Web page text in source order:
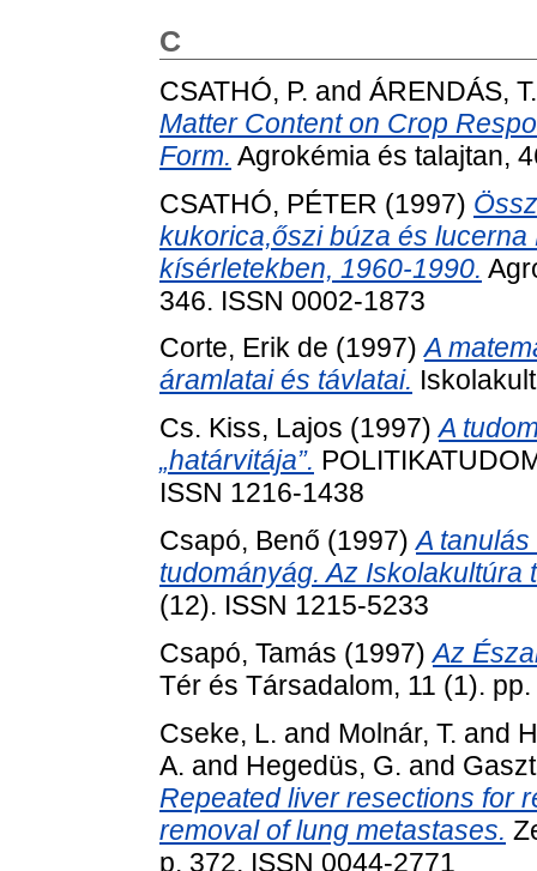
C
CSATHÓ, P. and ÁRENDÁS, T.
Matter Content on Crop
Form. Agrokémia és talajtan,
CSATHÓ, PÉTER (1997)
kukorica,őszi búza és
kísérletekben, 1960-1990.
346. ISSN 0002-1873
Corte, Erik de (1997)A
áramlatai és távlatai.
Cs. Kiss, Lajos (1997)A
„határvitája”.
ISSN 1216-1438
Csapó, Benő (1997)A
tudományág. Az Iskolakultúra
(12). ISSN 1215-5233
Csapó, Tamás (1997)Az
Tér és Társadalom, 11 (1).
Cseke, L. and Molnár, T. and
A. and Hegedüs, G. and
Repeated liver resections for
removal of lung metastases.
p. 372. ISSN 0044-2771